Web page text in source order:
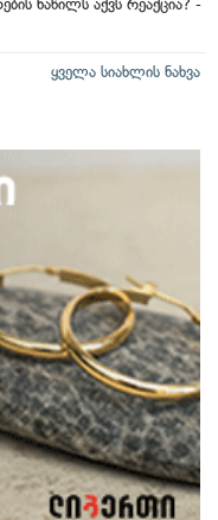
ნაწილს აქვს რეაქცია? -
ყველა სიახლის ნახვა